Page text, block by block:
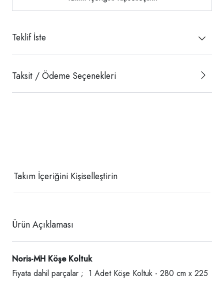
Teklif İste
Taksit / Ödeme Seçenekleri
Takım İçeriğini Kişiselleştirin
Ürün Açıklaması
Noris-MH Köşe Koltuk
Fiyata dahil parçalar ; 1 Adet Köşe Koltuk - 280 cm x 225